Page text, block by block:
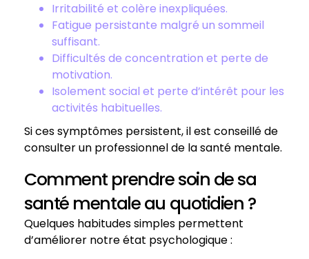
Irritabilité et colère inexpliquées.
Fatigue persistante malgré un sommeil
suffisant.
Difficultés de concentration et perte de
motivation.
Isolement social et perte d’intérêt pour les
activités habituelles.
Si ces symptômes persistent, il est conseillé de
consulter un professionnel de la santé mentale.
Comment prendre soin de sa
santé mentale au quotidien ?
Quelques habitudes simples permettent
d’améliorer notre état psychologique :